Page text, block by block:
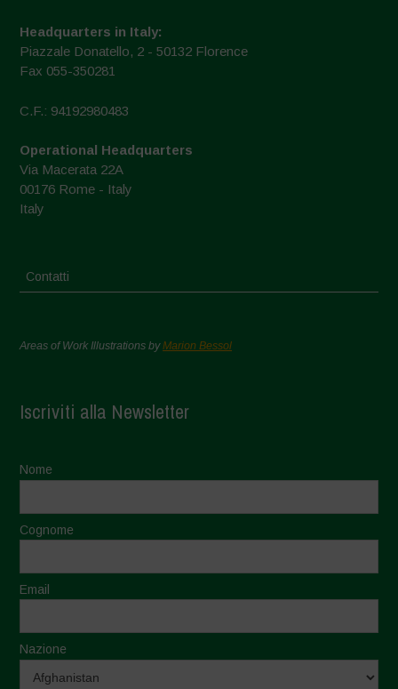
Headquarters in Italy:
Piazzale Donatello, 2 - 50132 Florence
Fax 055-350281
C.F.: 94192980483
Operational Headquarters
Via Macerata 22A
00176 Rome - Italy
Italy
Contatti
Areas of Work Illustrations byMarion Bessol
Iscriviti alla Newsletter
Nome
Cognome
Email
Nazione